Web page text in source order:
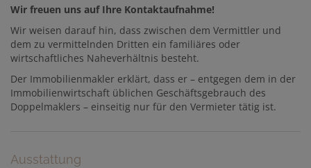
Wir freuen uns auf Ihre Kontaktaufnahme!
Wir weisen darauf hin, dass zwischen dem Vermittler und
dem zu vermittelnden Dritten ein familiäres oder
wirtschaftliches Naheverhältnis besteht.
Der Immobilienmakler erklärt, dass er – entgegen dem in der
Immobilienwirtschaft üblichen Geschäftsgebrauch des
Doppelmaklers – einseitig nur für den Vermieter tätig ist.
Ausstattung